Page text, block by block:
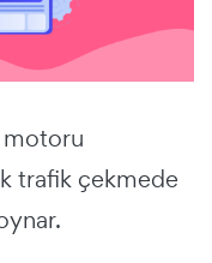
trafik çekmede